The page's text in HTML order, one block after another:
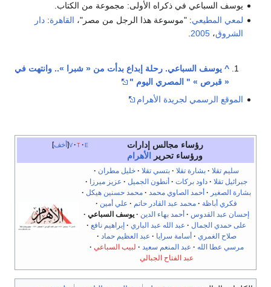
يوسف السباعي في ذكراه الأولى: مجموعة من الكتاب.
لمعي المطيعي: "موسوعة هذا الرجل من مصر"، القاهرة:دار
الشروق،2005
^ يوسف السباعي. رحلة إبداع بدأت من « شبرا ».. وانتهت في
« قبرص » " المصري اليوم "
الموقع الرسمي لجريدة الأهرام
أخف v t e
رؤساء مجالس إدارات
ورؤساء تحرير
الأهرام
سليم تقلا بشارة تقلا بتسي تقلا
خليل مطران
جبرائيل تقلا
داود بركات أنطون الجميل
عزيز ميرزا
بشارة الصغير
أحمد الصاوي محمد
محمد حسنين هيكل
فكري أباظة
محمد عبد القادر حاتم
علي أمين
إحسان عبد القدوس
أحمد بهاء الدين
يوسف السباعي
على حمدي الجمال
عبد الله عبد الباري
إبراهيم نافع
صلاح الغمري
أسامة سرايا
عبد العظيم حماد
مرسي عطا الله
عبد المنعم سعيد
لبيب السباعي
عبد الفتاح الجبالي